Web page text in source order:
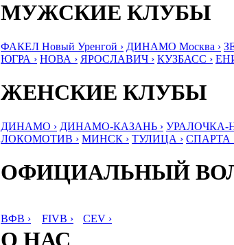
МУЖСКИЕ КЛУБЫ
ФАКЕЛ Новый Уренгой › ДИНАМО Москва ›
ЮГРА › НОВА › ЯРОСЛАВИЧ › КУЗБАСС ›
ЖЕНСКИЕ КЛУБЫ
ДИНАМО › ДИНАМО-КАЗАНЬ › УРАЛОЧКА-
ЛОКОМОТИВ › МИНСК › ТУЛИЦА › СПАРТА
ОФИЦИАЛЬНЫЙ
ВФВ › FIVB › CEV ›
О НАС